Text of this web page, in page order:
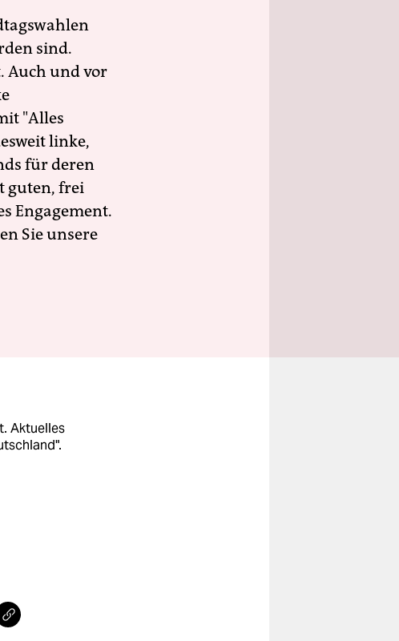
sind.
Auch und vor
"Alles
linke,
für deren
guten, frei
Engagement.
Sie unsere
Aktuelles